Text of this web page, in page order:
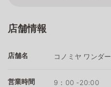
店舗情報
店舗名 コノミヤ ワンダ
営業時間 9：00 -20:00